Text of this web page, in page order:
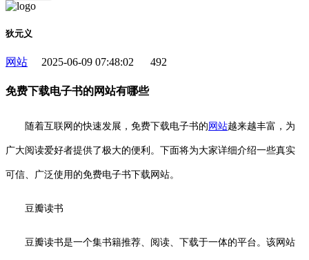
狄元义
网站 2025-06-09 07:48:02 492
免费下载电子书的网站有哪些
随着互联网的快速发展，免费下载电子书的 网站越来越丰富，为
广大阅读爱好者提供了极大的便利。下面将为大家详细介绍一些真实
可信、广泛使用的免费电子书下载网站。
豆瓣读书
豆瓣读书是一个集书籍推荐、阅读、下载于一体的平台。该网站